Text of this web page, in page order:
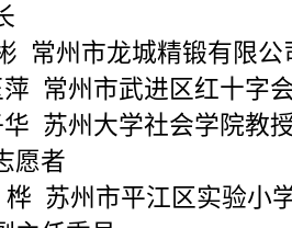
常州市龙城精锻有限公
常州市武进区红十字
苏州大学社会学院教
愿者
苏州市平江区实验小